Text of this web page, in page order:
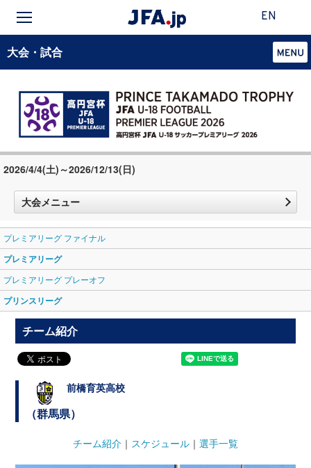
EN
大会・試合
2026/4/4(土)～2026/12/13(日)
大会メニュー
プレミアリーグ ファイナル
プレミアリーグ
プレミアリーグ プレーオフ
プリンスリーグ
チーム紹介
前橋育英高校
（群馬県）
チーム紹介 ｜ スケジュール ｜ 選手一覧